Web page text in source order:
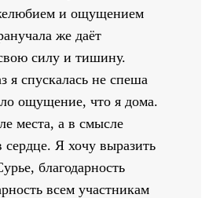
и ощущением
же даёт
силу и тишину.
я спускалась не спеша
ощущение, что я дома.
места, а в смысле
сердце. Я хочу выразить
благодарность
всем участникам